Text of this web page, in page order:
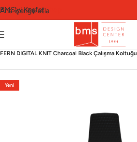
Ana içeriğe atla
BMS’yi KeşfetShop
Çalışma Koltuğu ›Haworth
FERN DIGITAL KNIT Charcoal Black Çalışma Koltuğu
Yeni